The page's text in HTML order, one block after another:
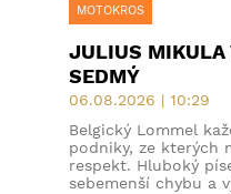
MOTOKROS
JULIUS MIKULA
SEDMÝ
06.08.2026 | 10:29
Belgický Lommel
podniky, ze kterých
respekt. Hluboký
sebemenší chybu a